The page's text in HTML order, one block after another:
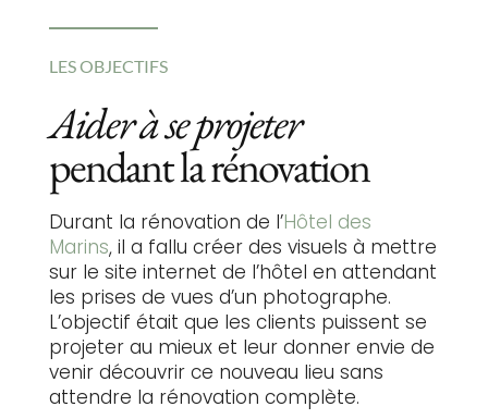
LES OBJECTIFS
Aider à se projeter
pendant la rénovation
Durant la rénovation de l’Hôtel des
Marins, il a fallu créer des visuels à mettre
sur le site internet de l’hôtel en attendant
les prises de vues d’un photographe.
L’objectif était que les clients puissent se
projeter au mieux et leur donner envie de
venir découvrir ce nouveau lieu sans
attendre la rénovation complète.